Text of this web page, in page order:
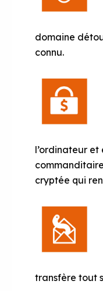
domaine
connu.
l’ordinateur et
cryptée qui
transfère tout